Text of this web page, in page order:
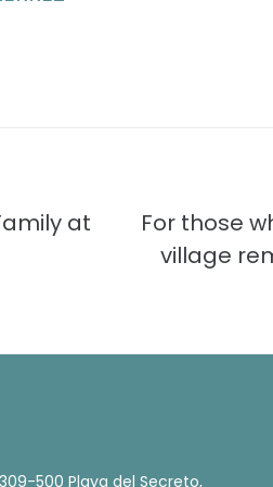
at
For those
village
500 Playa del Secreto,